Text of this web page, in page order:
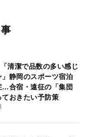
清潔で品数の多い感じ
静岡のスポーツ宿泊
…合宿・遠征の「集団
おきたい予防策